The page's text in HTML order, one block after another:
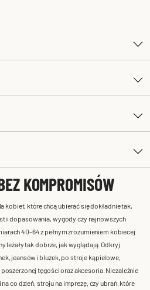
KOMPROMISÓW
kobiet, które chcą ubierać się dokładnie tak,
dopasowania, wygody czy najnowszych
40-64 z pełnym zrozumieniem kobiecej
leżały tak dobrze, jak wyglądają. Odkryj
jeansów i bluzek, po stroje kąpielowe,
tęgości oraz akcesoria. Niezależnie
co dzień, stroju na imprezę, czy ubrań, które